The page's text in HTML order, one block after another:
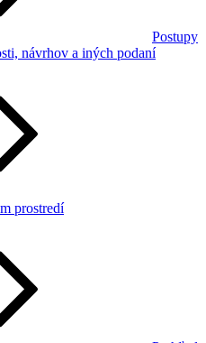
Postupy
návrhov a iných podaní
prostredí